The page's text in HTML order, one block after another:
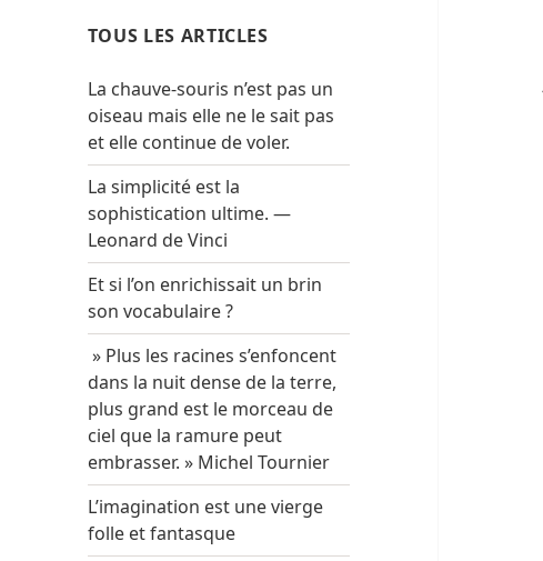
TOUS LES ARTICLES
La chauve-souris n’est pas un
oiseau mais elle ne le sait pas
et elle continue de voler.
La simplicité est la
sophistication ultime. —
Leonard de Vinci
Et si l’on enrichissait un brin
son vocabulaire ?
» Plus les racines s’enfoncent
dans la nuit dense de la terre,
plus grand est le morceau de
ciel que la ramure peut
embrasser. » Michel Tournier
L’imagination est une vierge
folle et fantasque